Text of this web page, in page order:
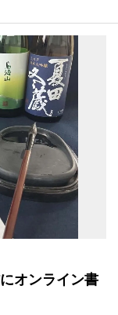
オンライン書